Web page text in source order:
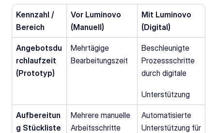
Kennzahl /
Bereich
Vor Luminovo
(Manuell)
Mit Luminovo
(Digital)
Angebotsdu
rchlaufzeit
(Prototyp)
Mehrtägige
Bearbeitungszeit
Beschleunigte
Prozessschritte
durch digitale
Unterstützung
Aufbereitun
g Stückliste
Mehrere manuelle
Arbeitsschritte
Automatisierte
Unterstützung für